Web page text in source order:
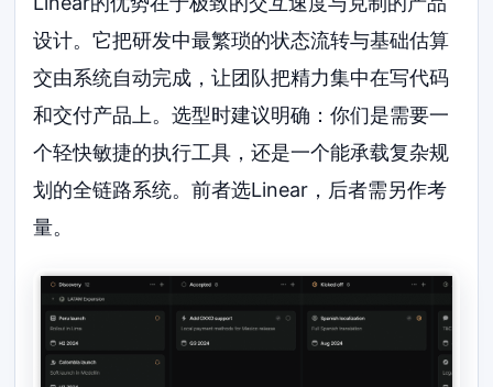
设计。它把研发中最繁琐的状态流转与基础估算
交由系统自动完成，让团队把精力集中在写代码
和交付产品上。选型时建议明确：你们是需要一
个轻快敏捷的执行工具，还是一个能承载复杂规
划的全链路系统。前者选Linear，后者需另作考
量。